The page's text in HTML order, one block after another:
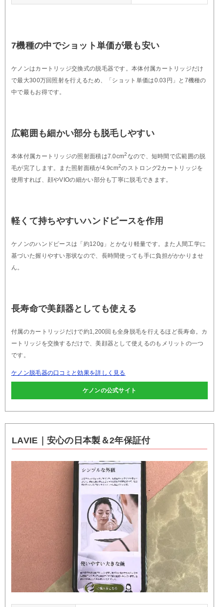
7機種の中でショット単価が最も安い
ケノンはカートリッジ交換式の脱毛器です。本体付属カートリッジだけ
で最大300万回照射を行えるため、「ショット単価は0.03円」と7機種の
中で最もお得です。
広範囲も細かい部分も脱毛しやすい
本体付属カートリッジの照射面積は7.0cm2 なので、短時間で広範囲の脱
毛が完了します。また照射面積が4.9cm2のストロング2カートリッジを
使用すれば、顔やVIOの細かい部分も丁寧に脱毛できます。
軽くて持ちやすいハンドピースを作用
ケノンのハンドピースは「約120g」とかなり軽量です。また人間工学に
基づいた握りやすい形状なので、長時間使っても手に負担がかかりませ
ん。
長寿命で美顔器としても使える
付属のカートリッジだけで約1,200回も全身脱毛を行えるほど長寿命。カ
ートリッジを交換するだけで、美顔器として使えるのもメリットの一つ
です。
ケノン脱毛器の口コミと効果を詳しく見る
ケノンの公式サイト
LAVIE｜安心の日本製＆2年保証付